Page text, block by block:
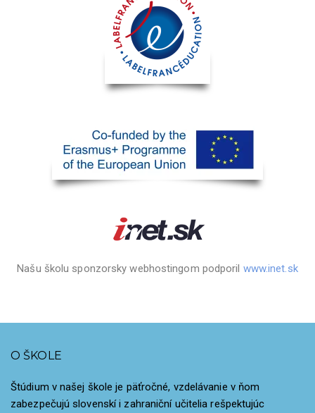
Našu školu sponzorsky webhostingom podporil www.inet.sk
O ŠKOLE
Štúdium v našej škole je päťročné, vzdelávanie v ňom
zabezpečujú slovenskí i zahraniční učitelia rešpektujúc